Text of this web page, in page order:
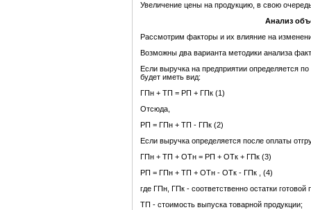
Увеличение цены на продукцию, в свою
Анализ
Рассмотрим факторы и их влияние на
Возможны два варианта методики анализа
Если выручка на предприятии определяется
будет иметь вид:
ГПн + ТП = РП + ГПк (1)
Отсюда,
РП = ГПн + ТП - ГПк (2)
Если выручка определяется после оплаты
ГПн + ТП + ОТн = РП + ОТк + ГПк (3)
РП = ГПн + ТП + ОТн - ОТк - ГПк , (4)
где ГПн, ГПк - соответственно остатки
ТП - стоимость выпуска товарной продукции;